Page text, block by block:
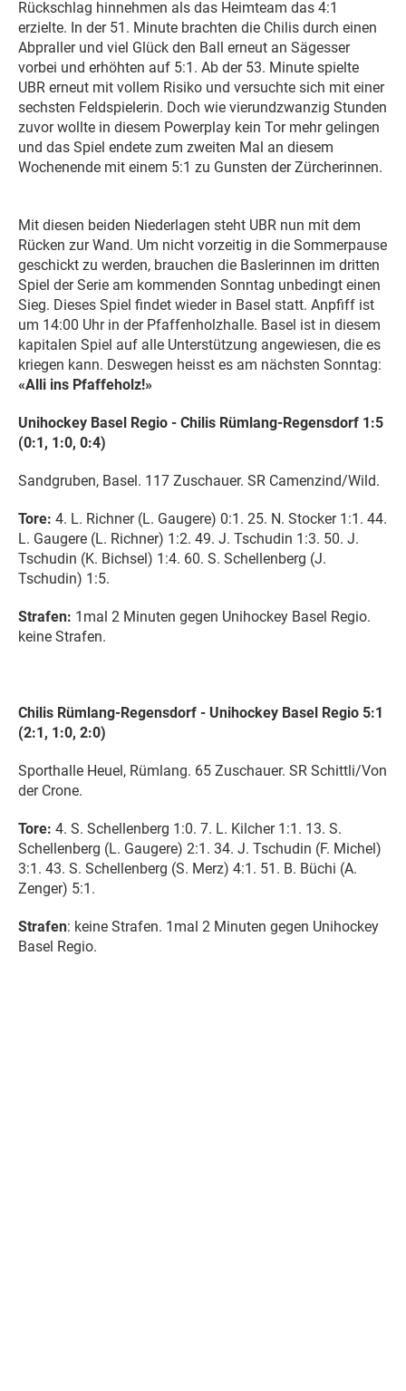
Rückschlag hinnehmen als das Heimteam das 4:1
erzielte. In der 51. Minute brachten die Chilis durch einen
Abpraller und viel Glück den Ball erneut an Sägesser
vorbei und erhöhten auf 5:1. Ab der 53. Minute spielte
UBR erneut mit vollem Risiko und versuchte sich mit einer
sechsten Feldspielerin. Doch wie vierundzwanzig Stunden
zuvor wollte in diesem Powerplay kein Tor mehr gelingen
und das Spiel endete zum zweiten Mal an diesem
Wochenende mit einem 5:1 zu Gunsten der Zürcherinnen.
Mit diesen beiden Niederlagen steht UBR nun mit dem
Rücken zur Wand. Um nicht vorzeitig in die Sommerpause
geschickt zu werden, brauchen die Baslerinnen im dritten
Spiel der Serie am kommenden Sonntag unbedingt einen
Sieg. Dieses Spiel findet wieder in Basel statt. Anpfiff ist
um 14:00 Uhr in der Pfaffenholzhalle. Basel ist in diesem
kapitalen Spiel auf alle Unterstützung angewiesen, die es
kriegen kann. Deswegen heisst es am nächsten Sonntag:
«Alli ins Pfaffeholz!»
Unihockey Basel Regio - Chilis Rümlang-Regensdorf 1:5
(0:1, 1:0, 0:4)
Sandgruben, Basel. 117 Zuschauer. SR Camenzind/Wild.
Tore: 4. L. Richner (L. Gaugere) 0:1. 25. N. Stocker 1:1. 44.
L. Gaugere (L. Richner) 1:2. 49. J. Tschudin 1:3. 50. J.
Tschudin (K. Bichsel) 1:4. 60. S. Schellenberg (J.
Tschudin) 1:5.
Strafen: 1mal 2 Minuten gegen Unihockey Basel Regio.
keine Strafen.
Chilis Rümlang-Regensdorf - Unihockey Basel Regio 5:1
(2:1, 1:0, 2:0)
Sporthalle Heuel, Rümlang. 65 Zuschauer. SR Schittli/Von
der Crone.
Tore: 4. S. Schellenberg 1:0. 7. L. Kilcher 1:1. 13. S.
Schellenberg (L. Gaugere) 2:1. 34. J. Tschudin (F. Michel)
3:1. 43. S. Schellenberg (S. Merz) 4:1. 51. B. Büchi (A.
Zenger) 5:1.
Strafen: keine Strafen. 1mal 2 Minuten gegen Unihockey
Basel Regio.